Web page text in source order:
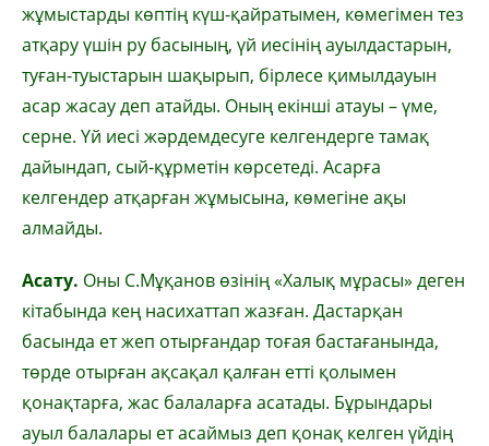
жұмыстарды көптің күш-қайратымен, көмегімен тез
атқару үшін ру басының, үй иесінің ауылдастарын,
туған-туыстарын шақырып, бірлесе қимылдауын
асар жасау деп атайды. Оның екінші атауы – үме,
серне. Үй иесі жәрдемдесуге келгендерге тамақ
дайындап, сый-құрметін көрсетеді. Асарға
келгендер атқарған жұмысына, көмегіне ақы
алмайды.
Асату. Оны С.Мұқанов өзінің «Халық мұрасы» деген
кітабында кең насихаттап жазған. Дастарқан
басында ет жеп отырғандар тоғая бастағанында,
төрде отырған ақсақал қалған етті қолымен
қонақтарға, жас балаларға асатады. Бұрындары
ауыл балалары ет асаймыз деп қонақ келген үйдің